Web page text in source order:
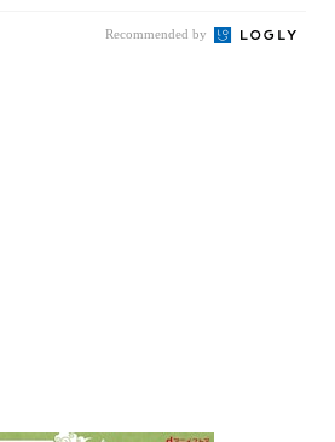
Recommended by